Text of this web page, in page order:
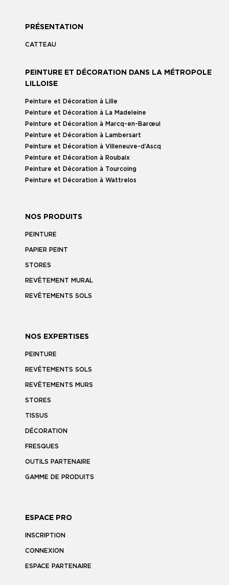
PRÉSENTATION
CATTEAU
PEINTURE ET DÉCORATION DANS LA MÉTROPOLE
LILLOISE
Peinture et Décoration à Lille
Peinture et Décoration à La Madeleine
Peinture et Décoration à Marcq-en-Barœul
Peinture et Décoration à Lambersart
Peinture et Décoration à Villeneuve-d’Ascq
Peinture et Décoration à Roubaix
Peinture et Décoration à Tourcoing
Peinture et Décoration à Wattrelos
NOS PRODUITS
PEINTURE
PAPIER PEINT
STORES
REVÊTEMENT MURAL
REVÊTEMENTS SOLS
NOS EXPERTISES
PEINTURE
REVÊTEMENTS SOLS
REVÊTEMENTS MURS
STORES
TISSUS
DÉCORATION
FRESQUES
OUTILS PARTENAIRE
GAMME DE PRODUITS
ESPACE PRO
INSCRIPTION
CONNEXION
ESPACE PARTENAIRE